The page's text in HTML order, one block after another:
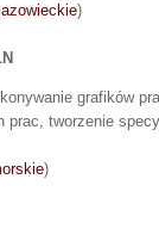
)
grafików
prac, tworzenie
)